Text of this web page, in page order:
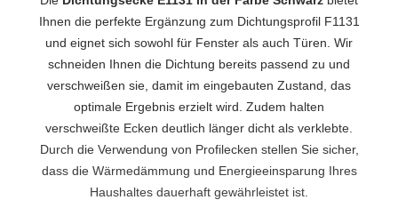
Ihnen die perfekte Ergänzung zum Dichtungsprofil F1131
und eignet sich sowohl für Fenster als auch Türen. Wir
schneiden Ihnen die Dichtung bereits passend zu und
verschweißen sie, damit im eingebauten Zustand, das
optimale Ergebnis erzielt wird. Zudem halten
verschweißte Ecken deutlich länger dicht als verklebte.
Durch die Verwendung von Profilecken stellen Sie sicher,
dass die Wärmedämmung und Energieeinsparung Ihres
Haushaltes dauerhaft gewährleistet ist.